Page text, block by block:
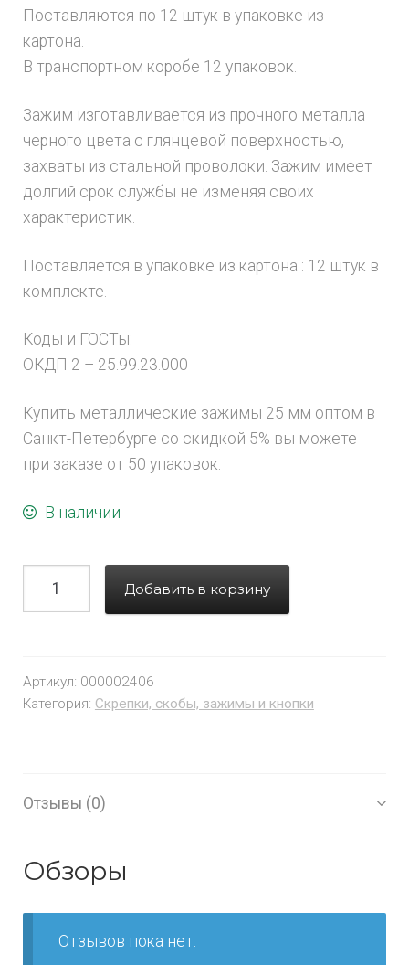
Поставляются по 12 штук в упаковке из
картона.
В транспортном коробе 12 упаковок.
Зажим изготавливается из прочного металла
черного цвета с глянцевой поверхностью,
захваты из стальной проволоки. Зажим имеет
долгий срок службы не изменяя своих
характеристик.
Поставляется в упаковке из картона : 12 штук в
комплекте.
Коды и ГОСТы:
ОКДП 2 – 25.99.23.000
Купить металлические зажимы 25 мм оптом в
Санкт-Петербурге со скидкой 5% вы можете
при заказе от 50 упаковок.
В наличии
Добавить в корзину
Артикул: 000002406
Категория: Скрепки, скобы, зажимы и кнопки
Отзывы (0)
Обзоры
Отзывов пока нет.